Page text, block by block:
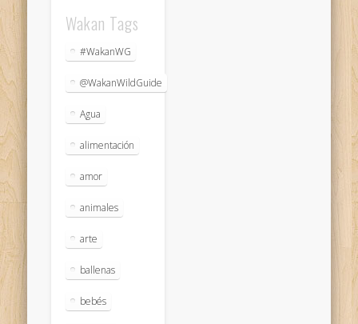
Wakan Tags
#WakanWG
@WakanWildGuide
Agua
alimentación
amor
animales
arte
ballenas
bebés